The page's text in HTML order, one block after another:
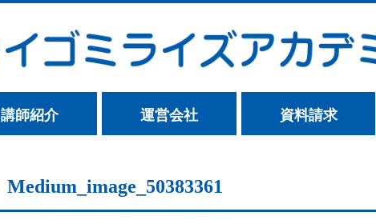
講師紹介 運営会社 資料請求
Medium_image_50383361